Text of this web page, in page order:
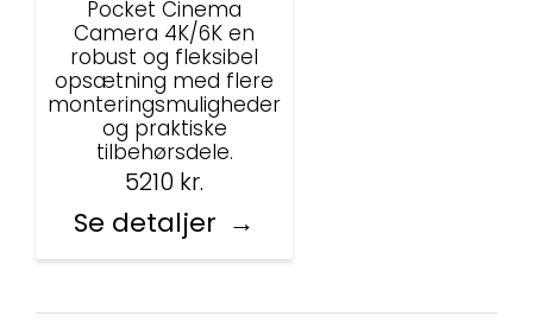
Pocket Cinema
Camera 4K/6K en
robust og fleksibel
opsætning med flere
monteringsmuligheder
og praktiske
tilbehørsdele.
5210 kr.
Se detaljer